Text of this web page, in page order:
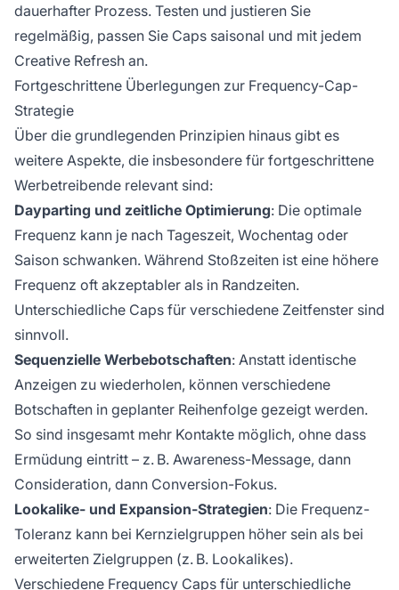
dauerhafter Prozess. Testen und justieren Sie
regelmäßig, passen Sie Caps saisonal und mit jedem
Creative Refresh an.
Fortgeschrittene Überlegungen zur Frequency-Cap-
Strategie
Über die grundlegenden Prinzipien hinaus gibt es
weitere Aspekte, die insbesondere für fortgeschrittene
Werbetreibende relevant sind:
Dayparting und zeitliche Optimierung: Die optimale
Frequenz kann je nach Tageszeit, Wochentag oder
Saison schwanken. Während Stoßzeiten ist eine höhere
Frequenz oft akzeptabler als in Randzeiten.
Unterschiedliche Caps für verschiedene Zeitfenster sind
sinnvoll.
Sequenzielle Werbebotschaften: Anstatt identische
Anzeigen zu wiederholen, können verschiedene
Botschaften in geplanter Reihenfolge gezeigt werden.
So sind insgesamt mehr Kontakte möglich, ohne dass
Ermüdung eintritt – z. B. Awareness-Message, dann
Consideration, dann Conversion-Fokus.
Lookalike- und Expansion-Strategien: Die Frequenz-
Toleranz kann bei Kernzielgruppen höher sein als bei
erweiterten Zielgruppen (z. B. Lookalikes).
Verschiedene Frequency Caps für unterschiedliche